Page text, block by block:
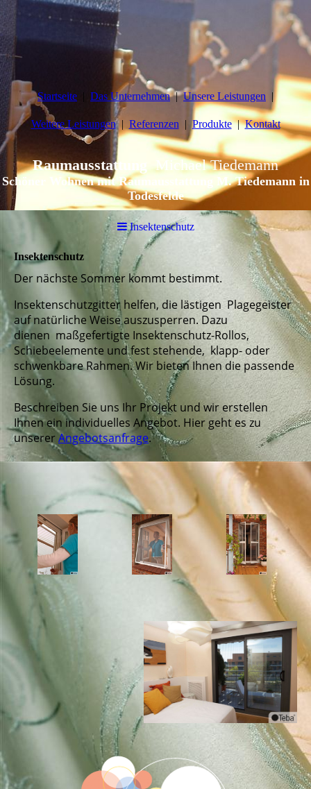
Startseite Das Unternehmen Unsere Leistungen
Weitere Leistungen Referenzen Produkte Kontakt
RaumausstattungMichael Tiedemann
Schöner Wohnen mit Raumausstattung M. Tiedemann in
Todesfelde
Insektenschutz
Insektenschutz
Der nächste Sommer kommt bestimmt.
Insektenschutzgitter helfen, die lästigen Plagegeister
auf natürliche Weise auszusperren. Dazu
dienen maßgefertigte Insektenschutz-Rollos,
Schiebeelemente und fest stehende, klapp- oder
schwenkbare Rahmen. Wir bieten Ihnen die passende
Lösung.
Beschreiben Sie uns Ihr Projekt und wir erstellen
Ihnen ein individuelles Angebot. Hier geht es zu
unsererAngebotsanfrage.